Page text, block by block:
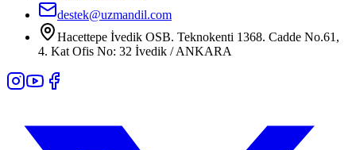
destek@uzmandil.com
Hacettepe İvedik OSB. Teknokenti 1368. Cadde No.61,
4. Kat Ofis No: 32 İvedik / ANKARA